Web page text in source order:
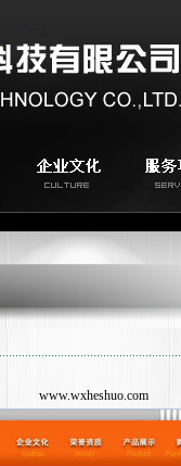
www.wxheshuo.com